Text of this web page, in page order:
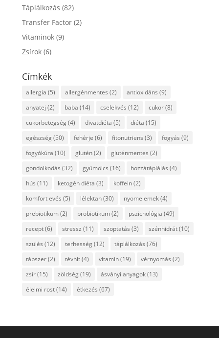
Táplálkozás (82)
Transfer Factor(2)
Vitaminok(9)
Zsírok(6)
Címkék
allergia (5) allergénmentes (2) antioxidáns (9)
anyatej (2) baba (14) cselekvés (12) cukor(8)
cukorbetegség(4) divatdiéta (5) diéta (15)
egészség(50) fehérje (6) fitonutriens (3) fogyás (9)
fogyókúra (10) glutén(2) gluténmentes (2)
gondolkodás (32) gyümölcs (16) hozzátáplálás (4)
hús (11) ketogén diéta (3) koffein(2)
komfort evés (5) lélektan(30) nyomelemek(4)
prebiotikum(2) probiotikum(2) pszichológia (49)
recept(6) stressz (11) szoptatás (3) szénhidrát(10)
szülés (12) terhesség(12) táplálkozás (76)
tápszer(2) tévhit(4) vitamin(19) vérnyomás (2)
zsír(15) zöldség(19) ásványi anyagok(13)
élelmi rost(14) étkezés (67)